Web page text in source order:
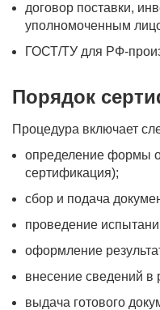
договор поставки,
уполномоченным
ГОСТ/ТУ для РФ-
Порядок
Процедура включает
определение формы
сертификация);
сбор и подача
проведение
оформление
внесение сведений
выдача готового